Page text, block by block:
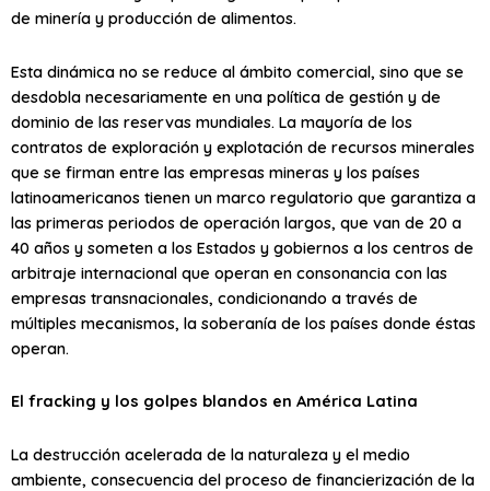
de minería y producción de alimentos.
Esta dinámica no se reduce al ámbito comercial, sino que se
desdobla necesariamente en una política de gestión y de
dominio de las reservas mundiales. La mayoría de los
contratos de exploración y explotación de recursos minerales
que se firman entre las empresas mineras y los países
latinoamericanos tienen un marco regulatorio que garantiza a
las primeras periodos de operación largos, que van de 20 a
40 años y someten a los Estados y gobiernos a los centros de
arbitraje internacional que operan en consonancia con las
empresas transnacionales, condicionando a través de
múltiples mecanismos, la soberanía de los países donde éstas
operan.
El fracking y los golpes blandos en América Latina
La destrucción acelerada de la naturaleza y el medio
ambiente, consecuencia del proceso de financierización de la